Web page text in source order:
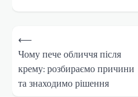
Навігація
записів
⟵
Чому пече обличчя після
крему: розбираємо причини
та знаходимо рішення